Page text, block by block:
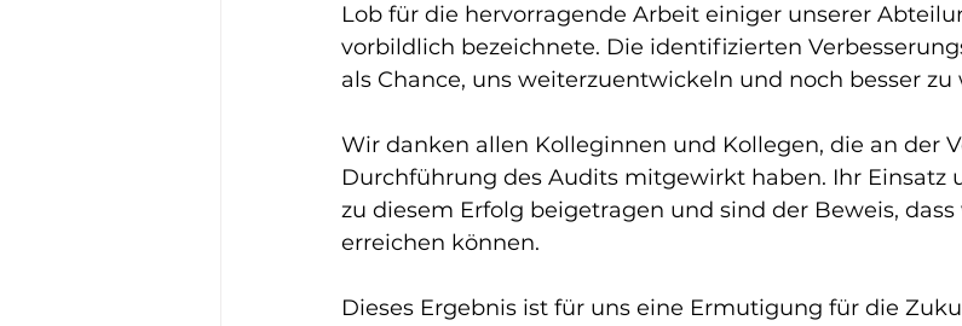
Lob für die hervorragende Arbeit einiger unserer
vorbildlich bezeichnete. Die identifizierten
als Chance, uns weiterzuentwickeln und noch besser zu
Wir danken allen Kolleginnen und Kollegen, die an der
Durchführung des Audits mitgewirkt haben. Ihr Einsatz
zu diesem Erfolg beigetragen und sind der Beweis,
erreichen können.
Dieses Ergebnis ist für uns eine Ermutigung für die